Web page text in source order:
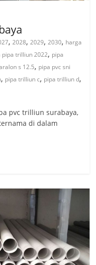
,2028,2029,2030, harga
trilliun 2022, pipa
s 12.5, pipa pvc sni
, pipa trilliun c, pipa trilliun d,
pvc trilliun surabaya,
di dalam